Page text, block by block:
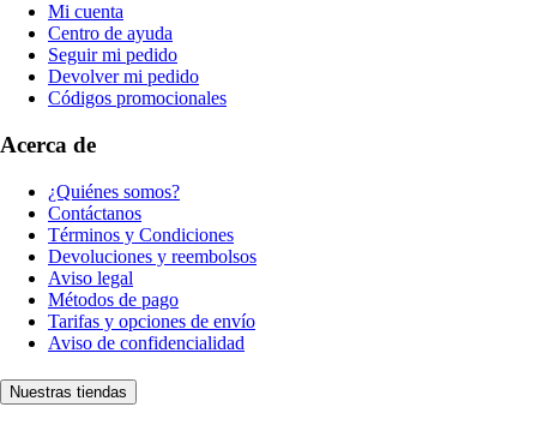
Mi cuenta
Centro de ayuda
Seguir mi pedido
Devolver mi pedido
Códigos promocionales
Acerca de
¿Quiénes somos?
Contáctanos
Términos y Condiciones
Devoluciones y reembolsos
Aviso legal
Métodos de pago
Tarifas y opciones de envío
Aviso de confidencialidad
Nuestras tiendas